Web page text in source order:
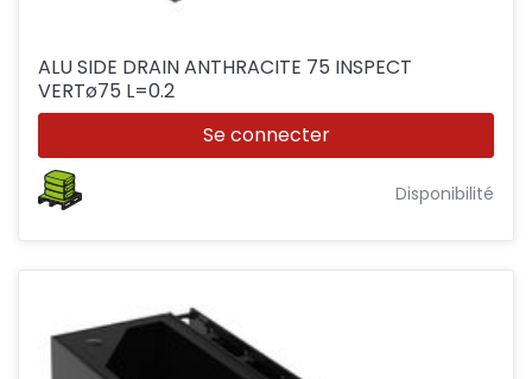
ALU SIDE DRAIN ANTHRACITE 75 INSPECT
VERTø75 L=0.2
Se connecter
Disponibilité